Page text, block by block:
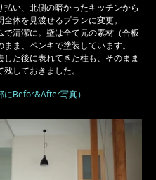
払い、北側の暗かったキッチンから
体を見渡せるプランに変更。
で清潔に。壁は全て元の素材（合板
ま、ペンキで塗装しています。
した後に表れてきた柱も、そのまま
しておきました。
にBefor&After写真）